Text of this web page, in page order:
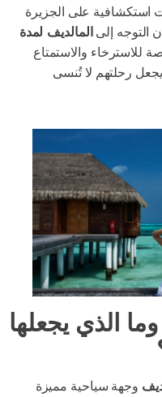
استكشافية على الجزيرة
التوجه إلى المالديف لمدة
للاسترخاء والاستمتاع
رحلتهم لا تُنسى
الذي يجعلها
وجهة سياحية مميزة